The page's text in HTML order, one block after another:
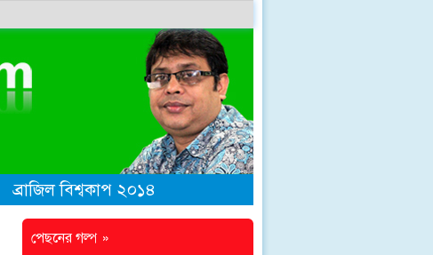
ব্রাজিল বিশ্বকাপ ২০১৪
পেছনের গল্প »